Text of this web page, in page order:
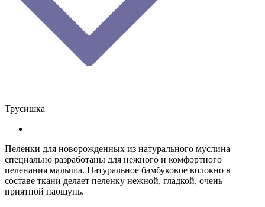
Трусишка
Пеленки для новорожденных из натурального муслина
специально разработаны для нежного и комфортного
пеленания малыша. Натуральное бамбуковое волокно в
составе ткани делает пеленку нежной, гладкой, очень
приятной наощупь.